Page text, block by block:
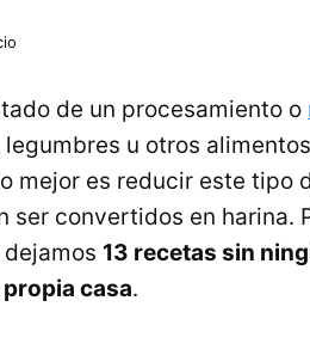
de un procesamiento o
u otros
mejor es reducir este tipo
convertidos en harina.
13 recetas sin
casa.